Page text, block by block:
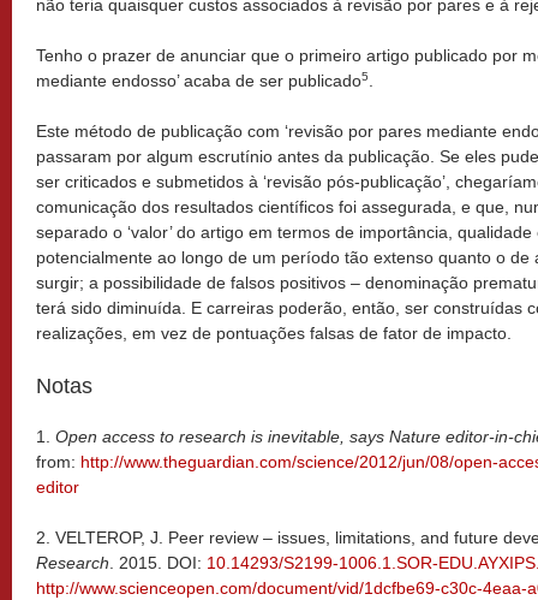
não teria quaisquer custos associados à revisão por pares e à
Tenho o prazer de anunciar que o primeiro artigo publicado por
mediante endosso’ acaba de ser publicado5
Este método de publicação com ‘revisão por pares mediante
passaram por algum escrutínio antes da publicação. Se eles
ser criticados e submetidos à ‘revisão pós-publicação’,
comunicação dos resultados científicos foi assegurada, e que,
separado o ‘valor’ do artigo em termos de importância,
potencialmente ao longo de um período tão extenso quanto o de
surgir; a possibilidade de falsos positivos – denominação
terá sido diminuída. E carreiras poderão, então, ser construídas
realizações, em vez de pontuações falsas de fator de impacto.
Notas
1. Open access to research is inevitable, says Nature editor-in-
from: http://www.theguardian.com/science/2012/jun/08/open-
editor
2. VELTEROP, J. Peer review – issues, limitations, and future
Research . 2015. DOI: 10.14293/S2199-1006.1.SOR-
http://www.scienceopen.com/document/vid/1dcfbe69-c30c-4eaa-